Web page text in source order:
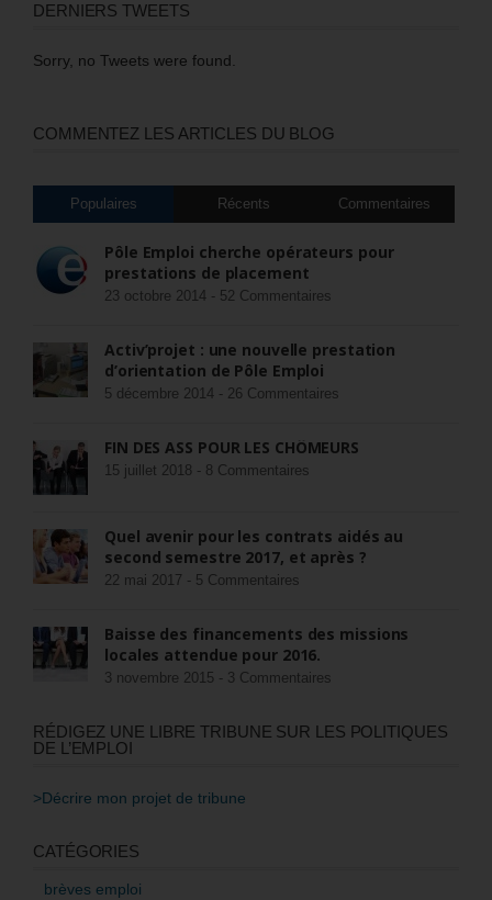
DERNIERS TWEETS
Sorry, no Tweets were found.
COMMENTEZ LES ARTICLES DU BLOG
Populaires Récents Commentaires
Pôle Emploi cherche opérateurs pour
prestations de placement
23 octobre 2014 - 52 Commentaires
Activ’projet : une nouvelle prestation
d’orientation de Pôle Emploi
5 décembre 2014 - 26 Commentaires
FIN DES ASS POUR LES CHÔMEURS
15 juillet 2018 - 8 Commentaires
Quel avenir pour les contrats aidés au
second semestre 2017, et après ?
22 mai 2017 - 5 Commentaires
Baisse des financements des missions
locales attendue pour 2016.
3 novembre 2015 - 3 Commentaires
RÉDIGEZ UNE LIBRE TRIBUNE SUR LES POLITIQUES
DE L’EMPLOI
>Décrire mon projet de tribune
CATÉGORIES
brèves emploi